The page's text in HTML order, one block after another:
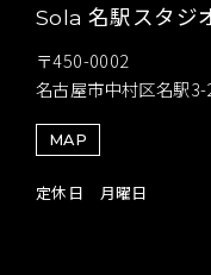
Sola 名駅スタジ
〒450-0002
名古屋市中村区名駅
MAP
定休日 月曜日